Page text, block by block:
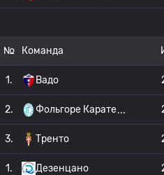
№ Команда
1. Вадо
2. Фольгоре Карате
3. Тренто
1. Дезенцано